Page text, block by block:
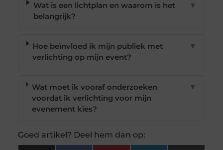
Wat is een lichtplan en waarom is het
belangrijk?
▼
Hoe beïnvloed ik mijn publiek met
verlichting op mijn event?
▼
Wat moet ik vooraf onderzoeken
voordat ik verlichting voor mijn
evenement kies?
▼
Goed artikel? Deel hem dan op: